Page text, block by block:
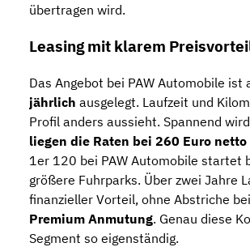
übertragen wird.
Leasing mit klarem
Das Angebot bei PAW Automobile ist
jährlich ausgelegt. Laufzeit und
Profil anders aussieht. Spannend
liegen die Raten bei 260 Euro
1er 120 bei PAW Automobile startet
größere Fuhrparks. Über zwei Jahre
finanzieller Vorteil, ohne Abstriche bei
Premium Anmutung. Genau diese
Segment so eigenständig.